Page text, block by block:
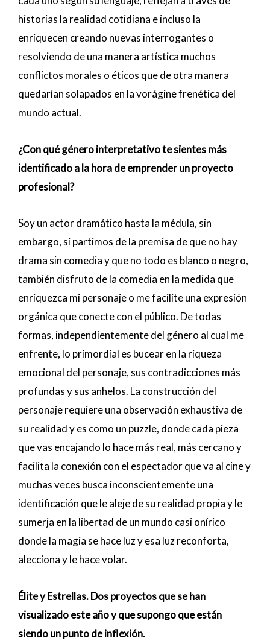
historias la realidad cotidiana e incluso la
enriquecen creando nuevas interrogantes o
resolviendo de una manera artística muchos
conflictos morales o éticos que de otra manera
quedarían solapados en la vorágine frenética del
mundo actual.
¿Con qué género interpretativo te sientes más
identificado a la hora de emprender un proyecto
profesional?
Soy un actor dramático hasta la médula, sin
embargo, si partimos de la premisa de que no hay
drama sin comedia y que no todo es blanco o negro,
también disfruto de la comedia en la medida que
enriquezca mi personaje o me facilite una expresión
orgánica que conecte con el público. De todas
formas, independientemente del género al cual me
enfrente, lo primordial es bucear en la riqueza
emocional del personaje, sus contradicciones más
profundas y sus anhelos. La construcción del
personaje requiere una observación exhaustiva de
su realidad y es como un puzzle, donde cada pieza
que vas encajando lo hace más real, más cercano y
facilita la conexión con el espectador que va al cine y
muchas veces busca inconscientemente una
identificación que le aleje de su realidad propia y le
sumerja en la libertad de un mundo casi onírico
donde la magia se hace luz y esa luz reconforta,
alecciona y le hace volar.
Élite y Estrellas. Dos proyectos que se han
visualizado este año y que supongo que están
siendo un punto de inflexión.